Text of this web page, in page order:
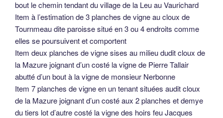
bout le chemin tendant du village de la Leu au Vaurichard
Item à l’estimation de 3 planches de vigne au cloux de
Tournmeau dite paroisse situé en 3 ou 4 endroits comme
elles se poursuivent et comportent
Item deux planches de vigne sises au milieu dudit cloux de
la Mazure joignant d’un costé la vigne de Pierre Tallair
abutté d’un bout à la vigne de monsieur Nerbonne
Item 7 planches de vigne en un tenant situées audit cloux
de la Mazure joignant d’un costé aux 2 planches et demye
du tiers lot d’autre costé la vigne des hoirs feu Jacques